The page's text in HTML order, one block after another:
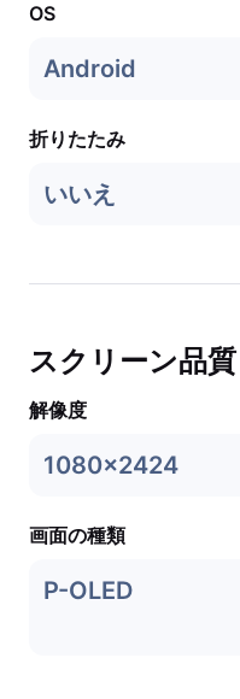
OS
Android
折りたたみ
いいえ
スクリーン品質
解像度
1080x2424
画面の種類
P-OLED